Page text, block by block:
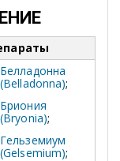
Белладонна
(Belladonna);
Бриония
(Bryonia);
Гельземиум
(Gelsemium);